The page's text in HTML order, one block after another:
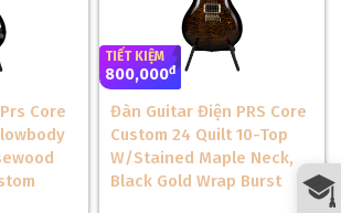
PRS SE Custom 24 Floyd HH là hệ thống
Tremolo, cho phép người chơi dễ
kỹ thuật nâng hạ dây mà không lo mất
Core
TIẾT KIỆM
800,000đ
Đàn Guitar Điện PRS Core
Custom 24 Quilt 10-Top
W/Stained Maple Neck,
Black Gold Wrap Burst